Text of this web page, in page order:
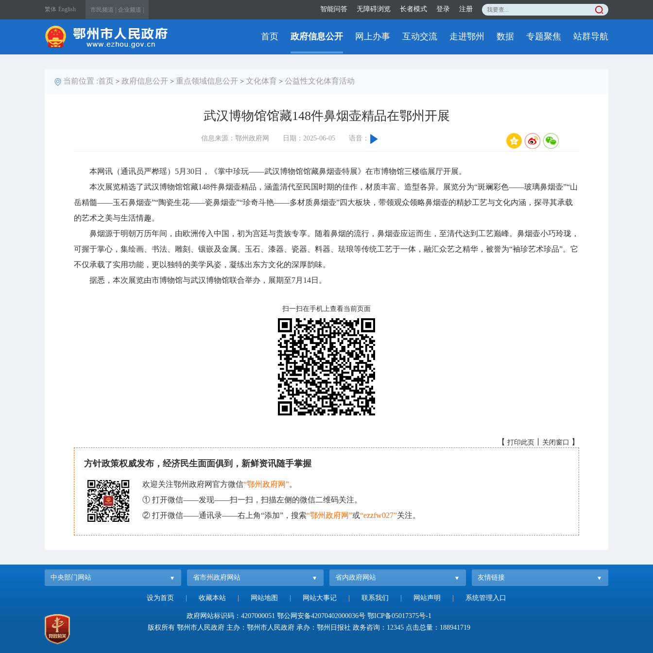
繁体 English 市民频道 | 企业频道 | 智能问答 无障碍浏览 长者模式 登录 注册
首页 政府信息公开 网上办事 互动交流 走进鄂州 数据 专题聚焦 站群导航
当前位置 :首页 > 政府信息公开 > 重点领域信息公开 > 文化体育 > 公益性文化体育活动
武汉博物馆馆藏148件鼻烟壶精品在鄂州开展
信息来源：鄂州政府网 日期：2025-06-05 语音：
本网讯（通讯员严桦瑶）5月30日，《掌中珍玩——武汉博物馆馆藏鼻烟壶特展》在市博物馆三楼临展厅开展。
本次展览精选了武汉博物馆馆藏148件鼻烟壶精品，涵盖清代至民国时期的佳作，材质丰富、造型各异。展览分为“斑斓彩色——玻璃鼻烟壶”“山
岳精髓——玉石鼻烟壶”“陶瓷生花——瓷鼻烟壶”“珍奇斗艳——多材质鼻烟壶”四大板块，带领观众领略鼻烟壶的精妙工艺与文化内涵，探寻其承载
的艺术之美与生活情趣。
鼻烟源于明朝万历年间，由欧洲传入中国，初为宫廷与贵族专享。随着鼻烟的流行，鼻烟壶应运而生，至清代达到工艺巅峰。鼻烟壶小巧玲珑，
可握于掌心，集绘画、书法、雕刻、镶嵌及金属、玉石、漆器、瓷器、料器、珐琅等传统工艺于一体，融汇众艺之精华，被誉为“袖珍艺术珍品”。它
不仅承载了实用功能，更以独特的美学风姿，凝练出东方文化的深厚韵味。
据悉，本次展览由市博物馆与武汉博物馆联合举办，展期至7月14日。
扫一扫在手机上查看当前页面
【 打印此页 关闭窗口 】
方针政策权威发布，经济民生面面俱到，新鲜资讯随手掌握
欢迎关注鄂州政府网官方微信“鄂州政府网”。
① 打开微信——发现——扫一扫，扫描左侧的微信二维码关注。
② 打开微信——通讯录——右上角“添加”，搜索“鄂州政府网”或“ezzfw027”关注。
中央部门网站 省市州政府网站 省内政府网站 友情链接
设为首页 收藏本站 网站地图 网站大事记 联系我们 网站声明 系统管理入口
政府网站标识码：4207000051 鄂公网安备42070402000036号 鄂ICP备05017375号-1
版权所有 鄂州市人民政府 主办：鄂州市人民政府 承办：鄂州日报社 政务咨询：12345 点击总量： 188941719